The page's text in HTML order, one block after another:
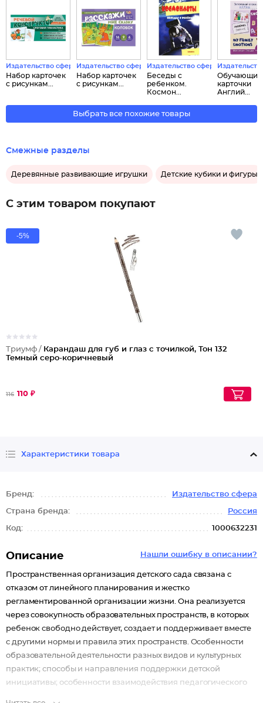
Издательство сфера
Набор карточек
с рисункам...
Издательство сфера
Набор карточек
с рисункам...
Издательство сфера
Беседы с
ребенком.
Космон...
Обучающие
карточки
Англий...
Выбрать все похожие товары
Смежные разделы
Деревянные развивающие игрушки Детские кубики и фигуры
С этим товаром покупают
-5%
Триумф / Карандаш для губ и глаз с точилкой, Тон 132
Темный серо-коричневый
116 110 ₽
Характеристики товара
Бренд: Издательство сфера
Страна бренда: Россия
Код: 1000632231
Нашли ошибку в описании?
Описание
Пространственная организация детского сада связана с
отказом от линейного планирования и жестко
регламентированной организации жизни. Она реализуется
через совокупность образовательных пространств, в которых
ребенок свободно действует, создает и поддерживает вместе
с другими нормы и правила этих пространств. Особенности
образовательной деятельности разных видов и культурных
практик; способы и направления поддержки детской
инициативы; особенности взаимодействия педагогического